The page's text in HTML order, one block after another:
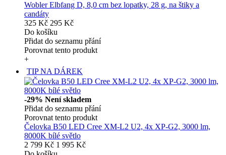
Wobler Elbfang D, 8,0 cm bez lopatky, 28 g, na štiky a
candáty
325 Kč 295 Kč
Do košíku
Přidat do seznamu přání
Porovnat tento produkt
+
TIP NA DÁREK
-29% Není skladem
Přidat do seznamu přání
Porovnat tento produkt
Čelovka B50 LED Cree XM-L2 U2, 4x XP-G2, 3000 lm,
8000K bílé světlo
2 799 Kč 1 995 Kč